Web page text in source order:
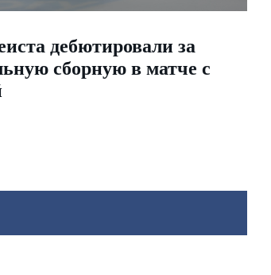
дебютировали за
сборную в матче с